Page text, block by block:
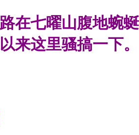
在七曜山腹地蜿
来这里骚搞一下。